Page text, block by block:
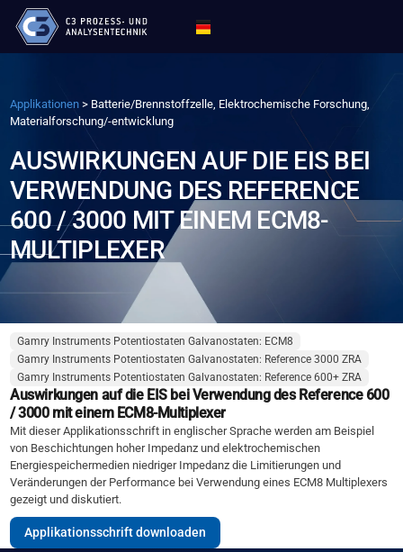
Applikationen > Batterie/Brennstoffzelle, Elektrochemische Forschung,
Materialforschung/-entwicklung
AUSWIRKUNGEN AUF DIE EIS BEI
VERWENDUNG DES REFERENCE
600 / 3000 MIT EINEM ECM8-
MULTIPLEXER
Gamry Instruments Potentiostaten Galvanostaten: ECM8
Gamry Instruments Potentiostaten Galvanostaten: Reference 3000 ZRA
Gamry Instruments Potentiostaten Galvanostaten: Reference 600+ ZRA
Auswirkungen auf die EIS bei Verwendung des Reference 600
/ 3000 mit einem ECM8-Multiplexer
Mit dieser Applikationsschrift in englischer Sprache werden am Beispiel
von Beschichtungen hoher Impedanz und elektrochemischen
Energiespeichermedien niedriger Impedanz die Limitierungen und
Veränderungen der Performance bei Verwendung eines ECM8 Multiplexers
gezeigt und diskutiert.
Applikationsschrift downloaden